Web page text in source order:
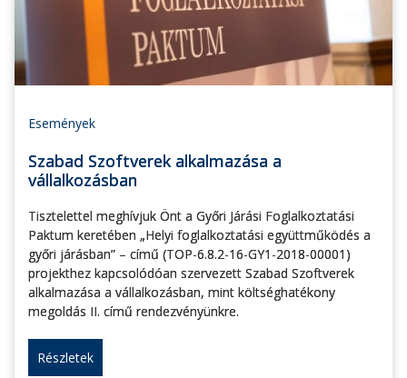
Események
Szabad Szoftverek alkalmazása a
vállalkozásban
Tisztelettel meghívjuk Önt a Győri Járási Foglalkoztatási
Paktum keretében „Helyi foglalkoztatási együttműködés a
győri járásban” – című (TOP-6.8.2-16-GY1-2018-00001)
projekthez kapcsolódóan szervezett Szabad Szoftverek
alkalmazása a vállalkozásban, mint költséghatékony
megoldás II. című rendezvényünkre.
Részletek